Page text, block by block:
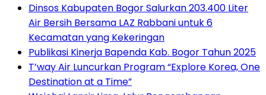
Dinsos Kabupaten Bogor Salurkan 203.400 Liter
Air Bersih Bersama LAZ Rabbani untuk 6
Kecamatan yang Kekeringan
Publikasi Kinerja Bapenda Kab. Bogor Tahun 2025
T’way Air Luncurkan Program “Explore Korea, One
Destination at a Time”